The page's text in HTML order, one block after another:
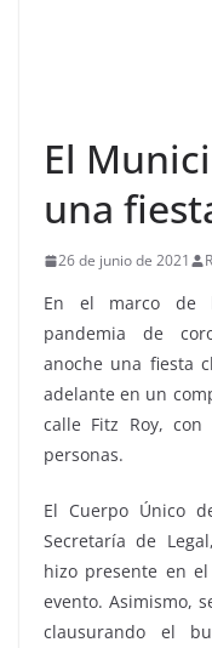
El
una
26 de junio de 2021
En el marco de
pandemia de
anoche una fiesta
adelante en un
calle Fitz Roy,
personas.
El Cuerpo Único
Secretaría de
hizo presente en
evento. Asimismo,
clausurando el